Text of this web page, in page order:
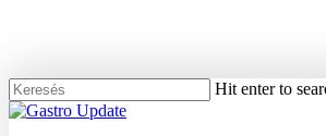
content
Hit enter to
Close